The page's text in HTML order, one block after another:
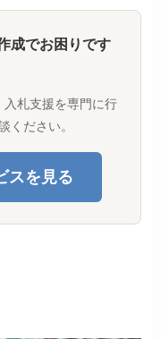
成でお困りです
札支援を専門に行
ください。
スを見る